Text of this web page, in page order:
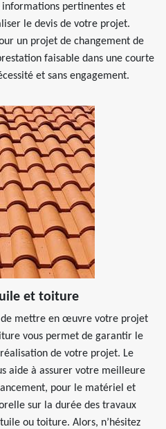
pertinentes et
le devis de votre projet.
un projet de changement de
faisable dans une courte
et sans engagement.
et toiture
de mettre en œuvre votre projet
vous permet de garantir le
de votre projet. Le
aide à assurer votre meilleure
pour le matériel et
sur la durée des travaux
ou toiture. Alors, n’hésitez